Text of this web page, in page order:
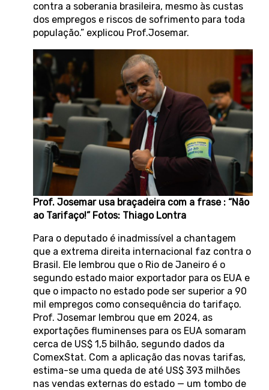
contra a soberania brasileira, mesmo às custas
dos empregos e riscos de sofrimento para toda
população.” explicou Prof.Josemar.
Prof. Josemar usa braçadeira com a frase : “Não
ao Tarifaço!” Fotos: Thiago Lontra
Para o deputado é inadmissível a chantagem
que a extrema direita internacional faz contra o
Brasil. Ele lembrou que o Rio de Janeiro é o
segundo estado maior exportador para os EUA e
que o impacto no estado pode ser superior a 90
mil empregos como consequência do tarifaço.
Prof. Josemar lembrou que em 2024, as
exportações fluminenses para os EUA somaram
cerca de US$ 1,5 bilhão, segundo dados da
ComexStat. Com a aplicação das novas tarifas,
estima-se uma queda de até US$ 393 milhões
nas vendas externas do estado — um tombo de